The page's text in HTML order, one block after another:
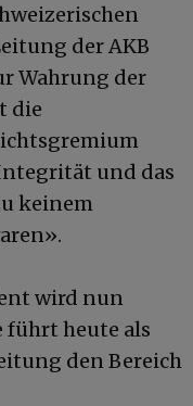
der AKB
Wahrung der
die
und das
keinem
wird nun
führt heute als
den Bereich